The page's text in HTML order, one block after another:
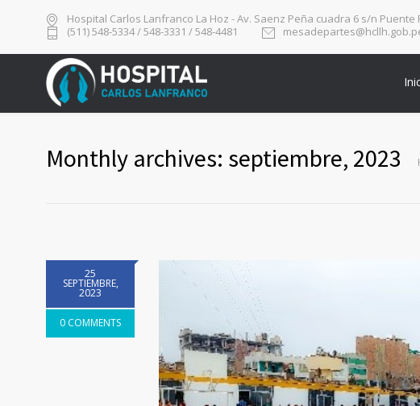
Hospital Carlos Lanfranco La Hoz - Av. Saenz Peña cuadra 6 s/n Puente
(511) 548-5334 / 548-3331 / 548-4481
Monthly archives: septiembre, 2023
25
SEPTIEMBRE,
2023
0 COMMENTS